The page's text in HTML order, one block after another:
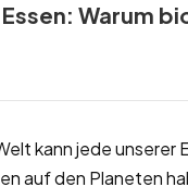
Warum
kann jede unserer
auf den Planeten